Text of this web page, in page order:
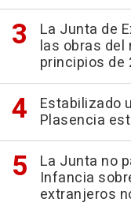
La Junta de
las obras del
principios de
Estabilizado
Plasencia
La Junta no
Infancia
extranjeros